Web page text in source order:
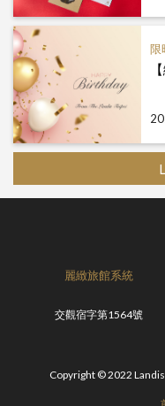
限
麗緻旅館系統
交觀宿字第1564號
Copyright © 2022